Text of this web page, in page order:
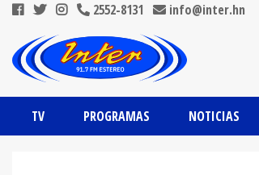
2552-8131 info@inter.hn
TV PROGRAMAS NOTICIAS